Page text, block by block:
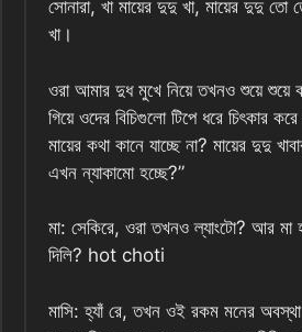
সোনারা, খা মায়ের দুদু খা, মায়ের দুদু তো
খা।
ওরা আমার দুধ মুখে নিয়ে তখনও শুয়ে শুয়ে
গিয়ে ওদের বিচিগুলো টিপে ধরে চিৎকার
মায়ের কথা কানে যাচ্ছে না? মায়ের দুদু
এখন ন্যাকামো হচ্ছে?”
মা: সেকিরে, ওরা তখনও ল্যাংটো? আর মা
দিলি? hot choti
মাসি: হ্যাঁ রে, তখন ওই রকম মনের